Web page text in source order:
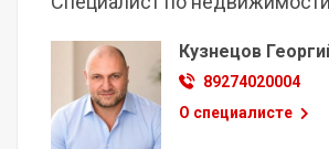
Кузнецов
89274020004
О специалисте